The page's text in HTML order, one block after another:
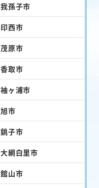
我孫子市
印西市
茂原市
香取市
袖ヶ浦市
旭市
銚子市
大網白里市
館山市